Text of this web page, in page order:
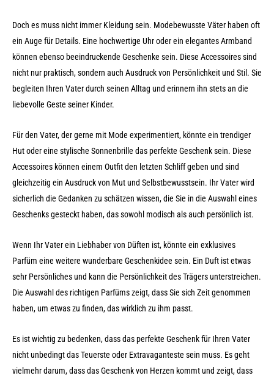
Doch es muss nicht immer Kleidung sein. Modebewusste Väter haben oft
ein Auge für Details. Eine hochwertige Uhr oder ein elegantes Armband
können ebenso beeindruckende Geschenke sein. Diese Accessoires sind
nicht nur praktisch, sondern auch Ausdruck von Persönlichkeit und Stil. Sie
begleiten Ihren Vater durch seinen Alltag und erinnern ihn stets an die
liebevolle Geste seiner Kinder.
Für den Vater, der gerne mit Mode experimentiert, könnte ein trendiger
Hut oder eine stylische Sonnenbrille das perfekte Geschenk sein. Diese
Accessoires können einem Outfit den letzten Schliff geben und sind
gleichzeitig ein Ausdruck von Mut und Selbstbewusstsein. Ihr Vater wird
sicherlich die Gedanken zu schätzen wissen, die Sie in die Auswahl eines
Geschenks gesteckt haben, das sowohl modisch als auch persönlich ist.
Wenn Ihr Vater ein Liebhaber von Düften ist, könnte ein exklusives
Parfüm eine weitere wunderbare Geschenkidee sein. Ein Duft ist etwas
sehr Persönliches und kann die Persönlichkeit des Trägers unterstreichen.
Die Auswahl des richtigen Parfüms zeigt, dass Sie sich Zeit genommen
haben, um etwas zu finden, das wirklich zu ihm passt.
Es ist wichtig zu bedenken, dass das perfekte Geschenk für Ihren Vater
nicht unbedingt das Teuerste oder Extravaganteste sein muss. Es geht
vielmehr darum, dass das Geschenk von Herzen kommt und zeigt, dass